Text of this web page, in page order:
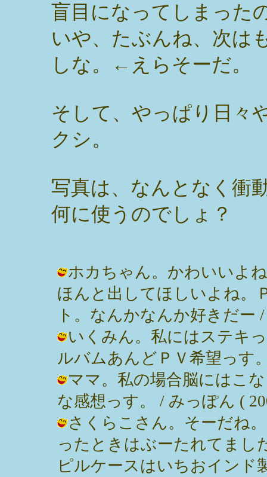
盲目になってしまった
いや、たぶんね、次は
しな。←えらそーだ。
そして、やっぱり日々
クシ。
写真は、なんとなく衝
何に使うのでしょ？
ホカちゃん。かわいいよ
ほんと出してほしいよね。
ト。なんかなんか好きだー
いくみん。私にはステキ
ルバムあんどＰＶ希望っす
ママ。私の場合脳にはこ
な感想っす。 / みっぽん (
さくらこさん。そーだね
ったときはぶーたれてまし
ピルケースはいちおインド